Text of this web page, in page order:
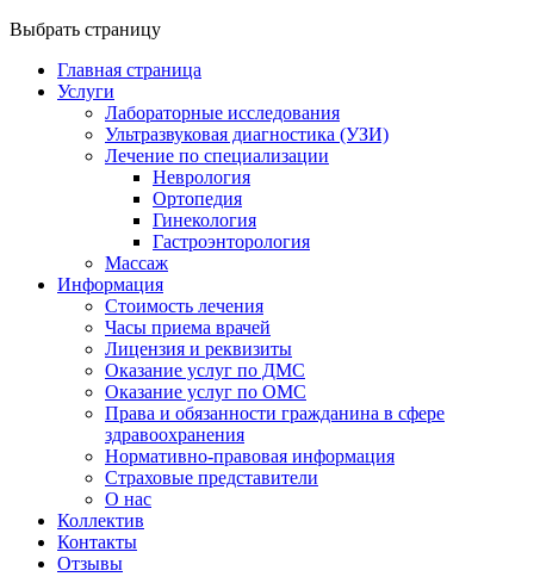
Выбрать страницу
Главная страница
Услуги
Лабораторные исследования
Ультразвуковая диагностика (УЗИ)
Лечение по специализации
Неврология
Ортопедия
Гинекология
Гастроэнторология
Массаж
Информация
Стоимость лечения
Часы приема врачей
Лицензия и реквизиты
Оказание услуг по ДМС
Оказание услуг по ОМС
Права и обязанности гражданина в сфере
здравоохранения
Нормативно-правовая информация
Страховые представители
О нас
Коллектив
Контакты
Отзывы